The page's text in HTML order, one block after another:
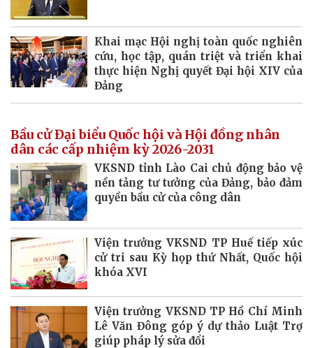
Khai mạc Hội nghị toàn quốc nghiên
cứu, học tập, quán triệt và triển khai
thực hiện Nghị quyết Đại hội XIV của
Đảng
Bầu cử Đại biểu Quốc hội và Hội đồng nhân
dân các cấp nhiệm kỳ 2026-2031
VKSND tỉnh Lào Cai chủ động bảo vệ
nền tảng tư tưởng của Đảng, bảo đảm
quyền bầu cử của công dân
Viện trưởng VKSND TP Huế tiếp xúc
cử tri sau Kỳ họp thứ Nhất, Quốc hội
khóa XVI
Viện trưởng VKSND TP Hồ Chí Minh
Lê Văn Đông góp ý dự thảo Luật Trợ
giúp pháp lý sửa đổi